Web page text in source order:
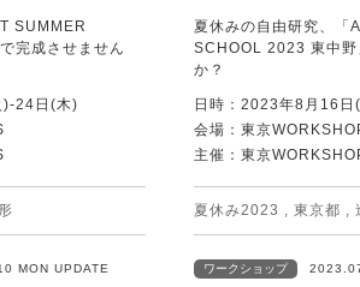
SUMMER
完成させません
)-24日(木)
MON UPDATE
夏休みの自由研究、「
SCHOOL 2023 東中野
か？
日時：2023年8月16
会場：東京
主催：東京
夏休み2023 , 東京都 ,
ワークショップ